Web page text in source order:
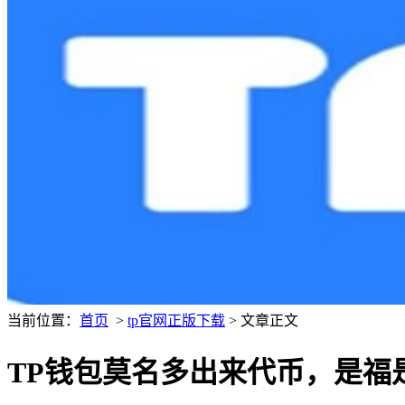
当前位置： 首页 > tp官网正版下载 > 文章正文
TP钱包莫名多出来代币，是福